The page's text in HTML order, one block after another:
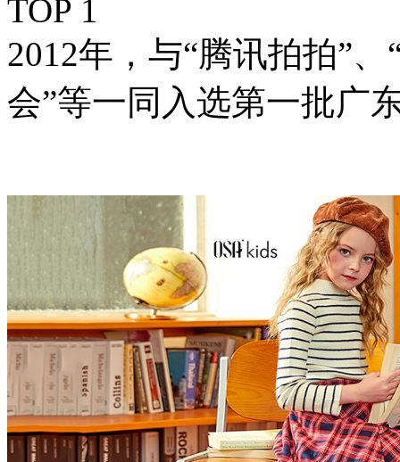
TOP 1
2012年，与“腾讯拍拍”
会”等一同入选第一批广